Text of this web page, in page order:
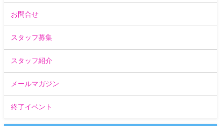
お問合せ
スタッフ募集
スタッフ紹介
メールマガジン
終了イベント